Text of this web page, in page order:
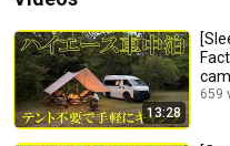
13:28
659